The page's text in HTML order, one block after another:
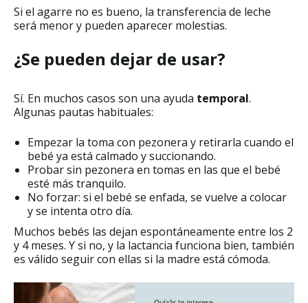
Si el agarre no es bueno, la transferencia de leche
será menor y pueden aparecer molestias.
¿Se pueden dejar de usar?
Sí. En muchos casos son una ayuda temporal.
Algunas pautas habituales:
Empezar la toma con pezonera y retirarla cuando el
bebé ya está calmado y succionando.
Probar sin pezonera en tomas en las que el bebé
esté más tranquilo.
No forzar: si el bebé se enfada, se vuelve a colocar
y se intenta otro día.
Muchos bebés las dejan espontáneamente entre los 2
y 4 meses. Y si no, y la lactancia funciona bien, también
es válido seguir con ellas si la madre está cómoda.